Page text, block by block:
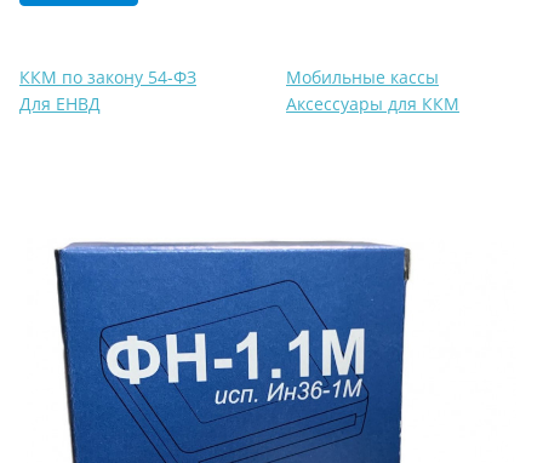
ККМ по закону 54-ФЗ
Мобильные кассы
Для ЕНВД
Аксессуары для ККМ